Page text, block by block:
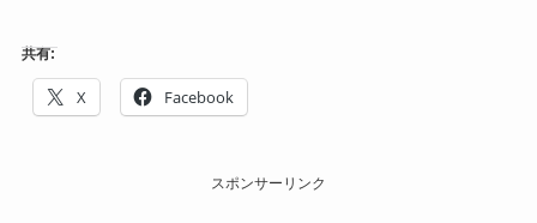
共有:
X Facebook
スポンサーリンク